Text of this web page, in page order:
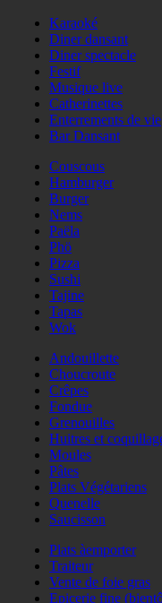
Karaoké
Diner dansant
Diner spectacle
Festif
Musique live
Catherinettes
Enterrements de vie
Bar Dansant
Couscous
Hamburger
Burger
Nems
Paëla
Phö
Pizza
Sushi
Tajine
Tapas
Wok
Andouillette
Choucroute
Crêpes
Fondue
Grenouilles
Huitres et
Moules
Pâtes
Plats Végétariens
Quenelle
Saucisson
Plats àemporter
Traiteur
Vente de foie gras
Epicerie fine